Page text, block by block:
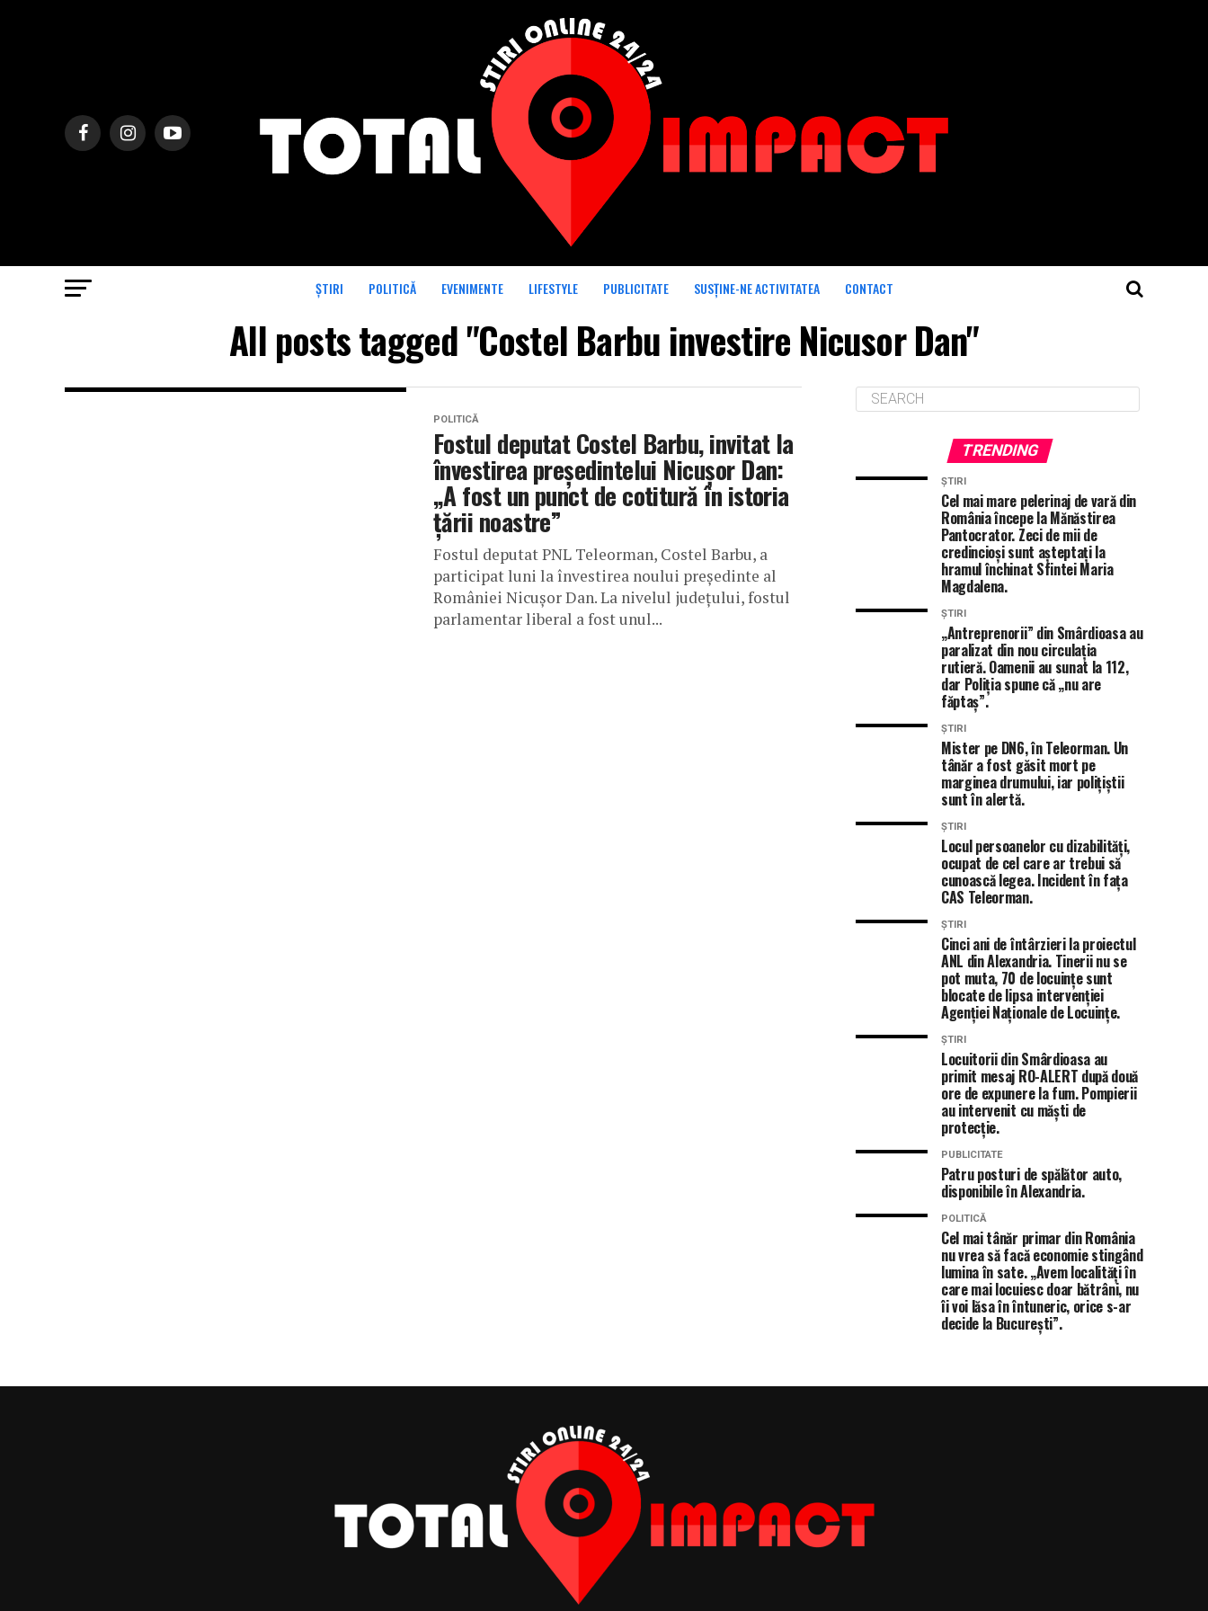
ȘTIRI POLITICĂ EVENIMENTE LIFESTYLE PUBLICITATE SUSȚINE-NE ACTIVITATEA CONTACT
All posts tagged "Costel Barbu investire Nicusor Dan"
POLITICĂ
Fostul deputat Costel Barbu, invitat la
învestirea președintelui Nicușor Dan:
„A fost un punct de cotitură în istoria
țării noastre”
Fostul deputat PNL Teleorman, Costel Barbu, a
participat luni la învestirea noului președinte al
României Nicușor Dan. La nivelul județului, fostul
parlamentar liberal a fost unul...
TRENDING
ȘTIRI
Cel mai mare pelerinaj de vară din
România începe la Mănăstirea
Pantocrator. Zeci de mii de
credincioși sunt așteptați la
hramul închinat Sfintei Maria
Magdalena.
ȘTIRI
„Antreprenorii” din Smârdioasa au
paralizat din nou circulația
rutieră. Oamenii au sunat la 112,
dar Poliția spune că „nu are
făptaș”.
ȘTIRI
Mister pe DN6, în Teleorman. Un
tânăr a fost găsit mort pe
marginea drumului, iar polițiștii
sunt în alertă.
ȘTIRI
Locul persoanelor cu dizabilități,
ocupat de cel care ar trebui să
cunoască legea. Incident în fața
CAS Teleorman.
ȘTIRI
Cinci ani de întârzieri la proiectul
ANL din Alexandria. Tinerii nu se
pot muta, 70 de locuințe sunt
blocate de lipsa intervenției
Agenției Naționale de Locuințe.
ȘTIRI
Locuitorii din Smârdioasa au
primit mesaj RO-ALERT după două
ore de expunere la fum. Pompierii
au intervenit cu măști de
protecție.
PUBLICITATE
Patru posturi de spălător auto,
disponibile în Alexandria.
POLITICĂ
Cel mai tânăr primar din România
nu vrea să facă economie stingând
lumina în sate. „Avem localități în
care mai locuiesc doar bătrâni, nu
îi voi lăsa în întuneric, orice s-ar
decide la București”.